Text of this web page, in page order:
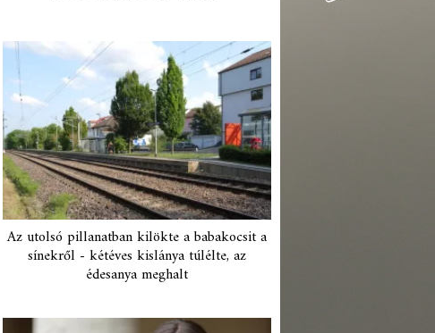
Az utolsó pillanatban kilökte a babakocsit a
sínekről - kétéves kislánya túlélte, az
édesanya meghalt